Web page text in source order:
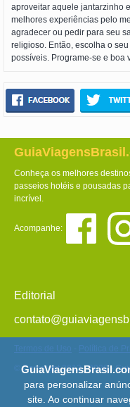
aproveitar aquele jantarzinho
melhores experiências pelo
agradecer ou pedir para seu
religioso. Então, escolha o
possíveis. Programe-se e boa
Conheça os melhores
passeios hotéis e pousadas
incrível.
Acompanhe:
Editorial
Termos de Uso
Política de
© Copyright 2013 - 2026 -
para personalizar
site. Ao continuar